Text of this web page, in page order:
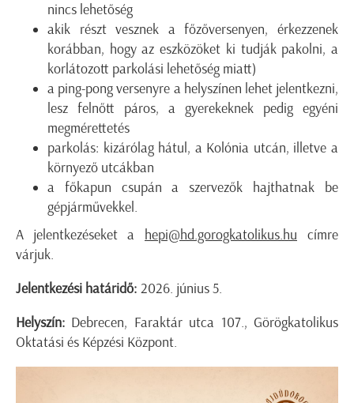
nincs lehetőség
akik részt vesznek a főzőversenyen, érkezzenek
korábban, hogy az eszközöket ki tudják pakolni, a
korlátozott parkolási lehetőség miatt)
a ping-pong versenyre a helyszínen lehet jelentkezni,
lesz felnőtt páros, a gyerekeknek pedig egyéni
megmérettetés
parkolás: kizárólag hátul, a Kolónia utcán, illetve a
környező utcákban
a főkapun csupán a szervezők hajthatnak be
gépjárművekkel.
A jelentkezéseket a hepi@hd.gorogkatolikus.hu címre
várjuk.
Jelentkezési határidő: 2026. június 5.
Helyszín: Debrecen, Faraktár utca 107., Görögkatolikus
Oktatási és Képzési Központ.